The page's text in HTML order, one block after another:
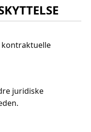
juridiske